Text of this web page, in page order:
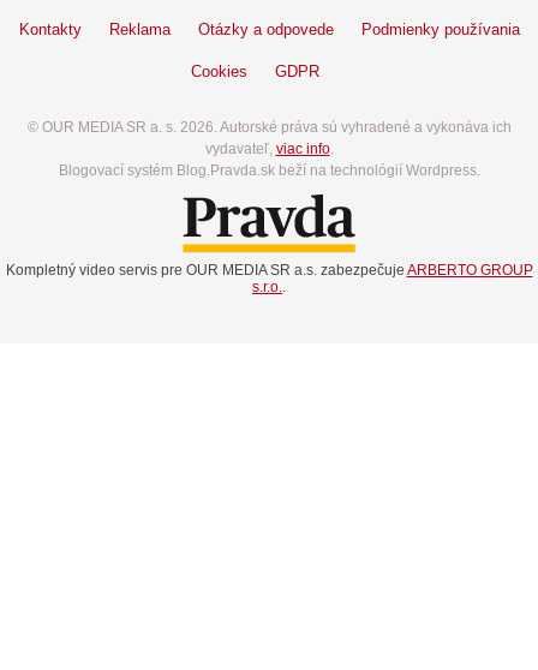
Kontakty Reklama Otázky a odpovede Podmienky používania
Cookies GDPR
© OUR MEDIA SR a. s. 2026. Autorské práva sú vyhradené a vykonáva ich
vydavateľ, viac info.
Blogovací systém Blog.Pravda.sk beží na technológií Wordpress.
Kompletný video servis pre OUR MEDIA SR a.s. zabezpečuje ARBERTO GROUP
s.r.o.